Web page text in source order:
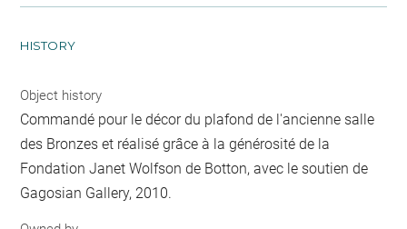
HISTORY
Object history
Commandé pour le décor du plafond de l'ancienne salle
des Bronzes et réalisé grâce à la générosité de la
Fondation Janet Wolfson de Botton, avec le soutien de
Gagosian Gallery, 2010.